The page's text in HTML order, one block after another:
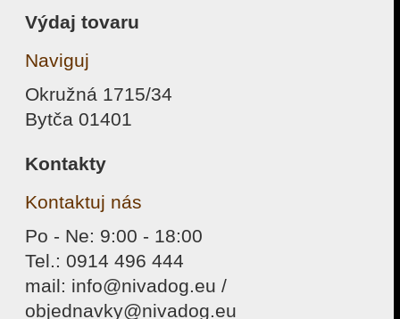
Výdaj tovaru
Naviguj
Okružná 1715/34
Bytča 01401
Kontakty
Kontaktuj nás
Po - Ne: 9:00 - 18:00
Tel.: 0914 496 444
mail: info@nivadog.eu /
objednavky@nivadog.eu